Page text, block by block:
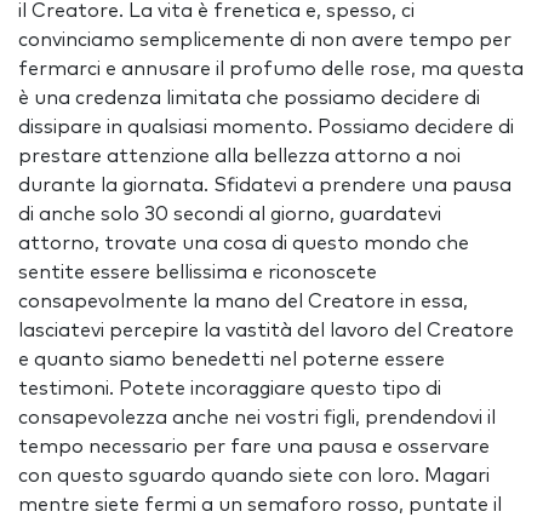
il Creatore. La vita è frenetica e, spesso, ci
convinciamo semplicemente di non avere tempo per
fermarci e annusare il profumo delle rose, ma questa
è una credenza limitata che possiamo decidere di
dissipare in qualsiasi momento. Possiamo decidere di
prestare attenzione alla bellezza attorno a noi
durante la giornata. Sfidatevi a prendere una pausa
di anche solo 30 secondi al giorno, guardatevi
attorno, trovate una cosa di questo mondo che
sentite essere bellissima e riconoscete
consapevolmente la mano del Creatore in essa,
lasciatevi percepire la vastità del lavoro del Creatore
e quanto siamo benedetti nel poterne essere
testimoni. Potete incoraggiare questo tipo di
consapevolezza anche nei vostri figli, prendendovi il
tempo necessario per fare una pausa e osservare
con questo sguardo quando siete con loro. Magari
mentre siete fermi a un semaforo rosso, puntate il